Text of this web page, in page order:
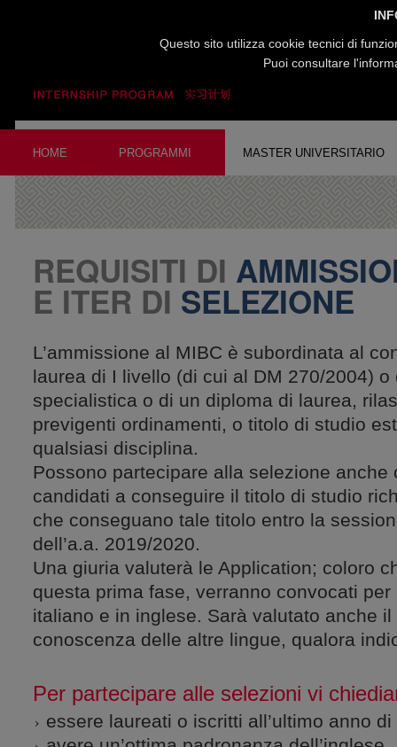
HOME PROGRAMMI MASTER UNIVERSITARIO
REQUISITI DI
E ITER DI SELEZIONE
L’ammissione al MIBC è subordinata al
laurea di I livello (di cui al DM 270/2004) o
specialistica o di un diploma di laurea,
previgenti ordinamenti, o titolo di studio
qualsiasi disciplina.
Possono partecipare alla selezione anche
candidati a conseguire il titolo di studio
che conseguano tale titolo entro la
dell’a.a. 2019/2020.
Una giuria valuterà le Application; coloro
questa prima fase, verranno convocati
italiano e in inglese. Sarà valutato anche
conoscenza delle altre lingue, qualora
Per partecipare alle selezioni vi
essere laureati o iscritti all’ultimo anno
Questo sito utilizza cookie tecnici di
Puoi consultare